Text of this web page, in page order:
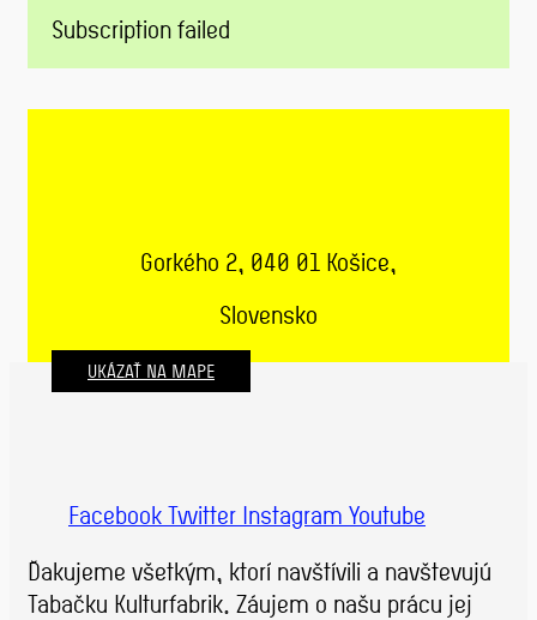
Subscription failed
Gorkého 2, 040 01 Košice,
Slovensko
UKÁZAŤ NA MAPE
Facebook Twitter Instagram Youtube
Ďakujeme všetkým, ktorí navštívili a navštevujú
Tabačku Kulturfabrik. Záujem o našu prácu jej